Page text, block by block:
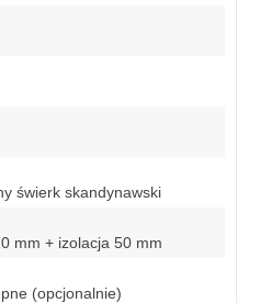
świerk skandynawski
mm + izolacja 50 mm
(opcjonalnie)